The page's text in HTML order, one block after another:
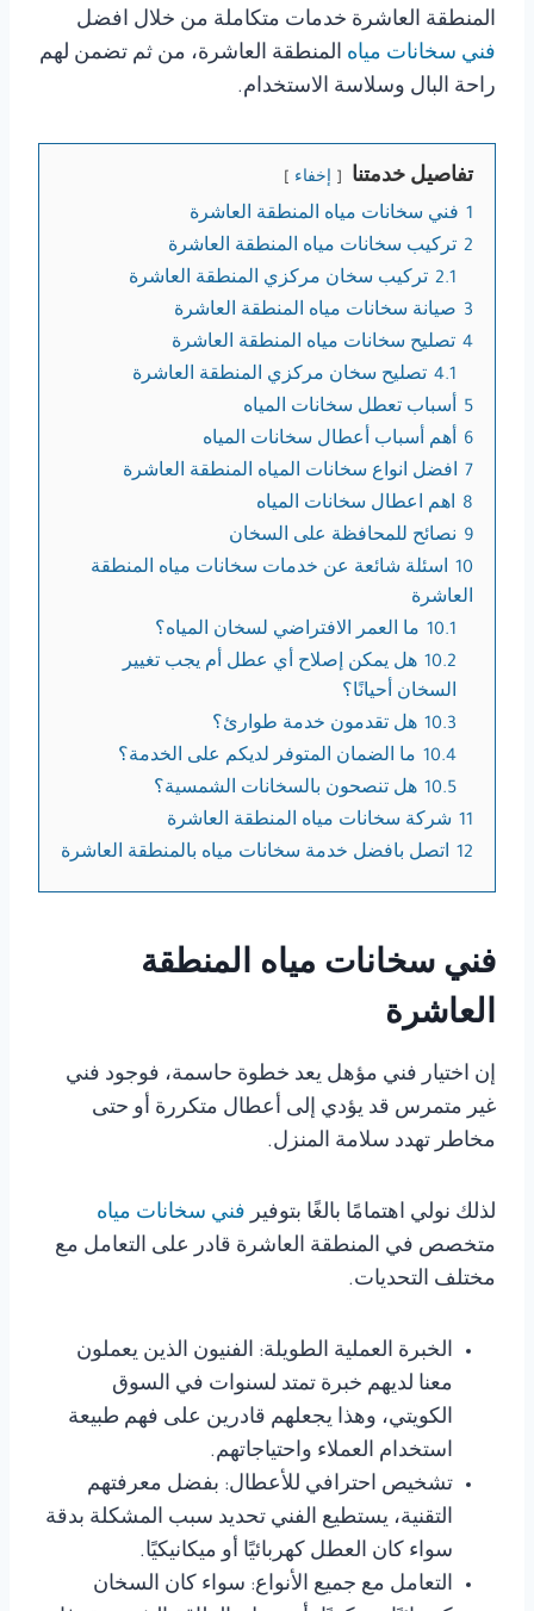
المنطقة العاشرة خدمات متكاملة من خلال افضل
فني سخانات مياه المنطقة العاشرة، من ثم تضمن لهم
راحة البال وسلاسة الاستخدام.
تفاصيل خدمتنا إخفاء
1
فني سخانات مياه المنطقة العاشرة
2 تركيب سخانات مياه المنطقة العاشرة
2.1 تركيب سخان مركزي المنطقة العاشرة
3 صيانة سخانات مياه المنطقة العاشرة
4 تصليح سخانات مياه المنطقة العاشرة
4.1 تصليح سخان مركزي المنطقة العاشرة
5 أسباب تعطل سخانات المياه
6 أهم أسباب أعطال سخانات المياه
7 افضل انواع سخانات المياه المنطقة العاشرة
8 اهم اعطال سخانات المياه
9 نصائح للمحافظة على السخان
10
اسئلة شائعة عن خدمات سخانات مياه المنطقة
العاشرة
10.1
ما العمر الافتراضي لسخان المياه؟
10.2 هل يمكن إصلاح أي عطل أم يجب تغيير
السخان أحيانًا؟
10.3 هل تقدمون خدمة طوارئ؟
10.4
ما الضمان المتوفر لديكم على الخدمة؟
10.5 هل تنصحون بالسخانات الشمسية؟
11
شركة سخانات مياه المنطقة العاشرة
12
اتصل بافضل خدمة سخانات مياه بالمنطقة العاشرة
فني سخانات مياه المنطقة
العاشرة
إن اختيار فني مؤهل يعد خطوة حاسمة، فوجود فني
غير متمرس قد يؤدي إلى أعطال متكررة أو حتى
مخاطر تهدد سلامة المنزل.
لذلك نولي اهتمامًا بالغًا بتوفير فني سخانات مياه
متخصص في المنطقة العاشرة قادر على التعامل مع
مختلف التحديات.
الخبرة العملية الطويلة: الفنيون الذين يعملون
معنا لديهم خبرة تمتد لسنوات في السوق
الكويتي، وهذا يجعلهم قادرين على فهم طبيعة
استخدام العملاء واحتياجاتهم.
تشخيص احترافي للأعطال: بفضل معرفتهم
التقنية، يستطيع الفني تحديد سبب المشكلة بدقة
سواء كان العطل كهربائيًا أو ميكانيكيًا.
التعامل مع جميع الأنواع: سواء كان السخان